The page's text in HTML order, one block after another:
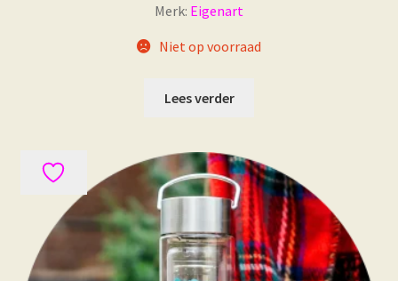
Merk: Eigenart
Niet op voorraad
Lees verder